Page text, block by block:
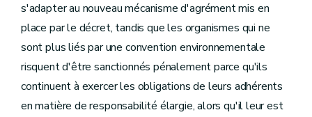
s'adapter au nouveau mécanisme d'agrément mis en
place par le décret, tandis que les organismes qui ne
sont plus liés par une convention environnementale
risquent d'être sanctionnés pénalement parce qu'ils
continuent à exercer les obligations de leurs adhérents
en matière de responsabilité élargie, alors qu'il leur est